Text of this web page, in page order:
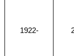
1922-